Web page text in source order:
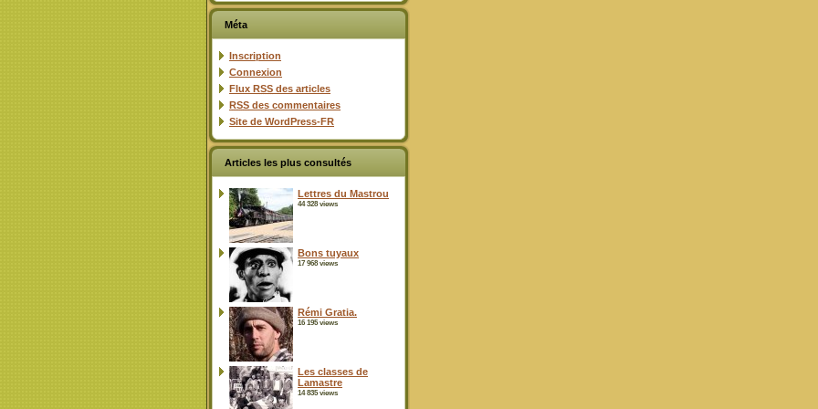
Méta
Inscription
Connexion
Flux RSS des articles
RSS des commentaires
Site de WordPress-FR
Articles les plus consultés
Lettres du Mastrou
44 328 views
Bons tuyaux
17 968 views
Rémi Gratia.
16 195 views
Les classes de
Lamastre
14 835 views